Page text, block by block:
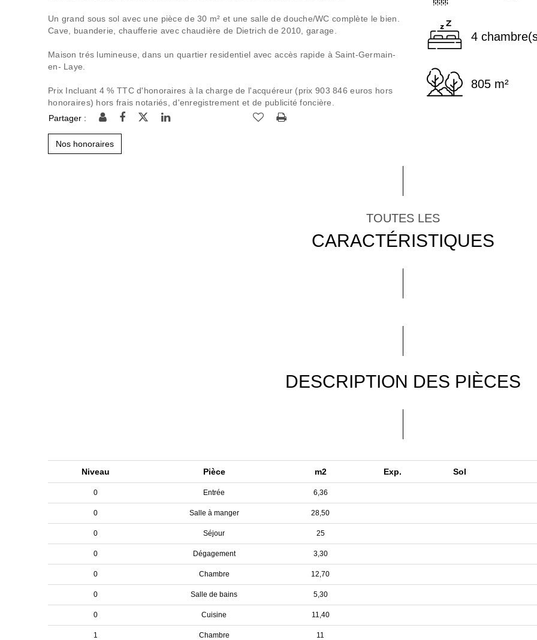
Un grand sous sol avec une pièce de 30 m² et une salle de douche/WC complète le bien.
Cave, buanderie, chaufferie avec chaudière de Dietrich de 2010, garage.
Maison trés lumineuse, dans un quartier residentiel avec accès rapide à Saint-Germain-
en- Laye.
Prix Incluant 4 % TTC d'honoraires à la charge de l'acquéreur (prix 903 846 euros hors
honoraires) hors frais notariés, d'enregistrement et de publicité foncière.
Partager :
Nos honoraires
4
805 m²
TOUTES LES
CARACTÉRISTIQUES
DESCRIPTION DES PIÈCES
Niveau Pièce m2 Exp. Sol
0 Entrée 6,36
0 Salle à manger 28,50
0 Séjour 25
0 Dégagement 3,30
0 Chambre 12,70
0 Salle de bains 5,30
0 Cuisine 11,40
1 Chambre 11